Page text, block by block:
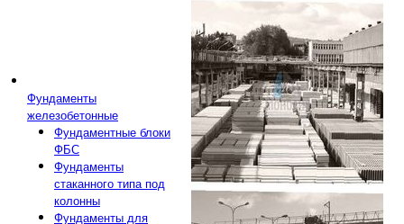
Фундаменты
железобетонные
Фундаментные блоки
ФБС
Фундаменты
стаканного типа под
колонны
Фундаменты для